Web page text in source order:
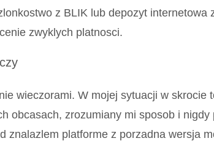
z BLIK lub depozyt internetowa
zwyklych platnosci.
wieczorami. W mojej sytuacji w skrocie
obcasach, zrozumiany mi sposob i nigdy
znalazlem platforme z porzadna wersja